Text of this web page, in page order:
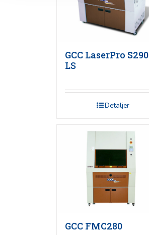
GCC LaserPro S290
LS
Detaljer
GCC FMC280